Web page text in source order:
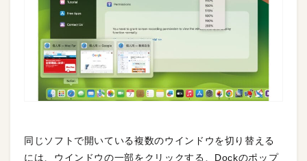
同じソフトで開いている複数のウインドウを切り替える
には、ウインドウの一部をクリックする、Dockのポップ